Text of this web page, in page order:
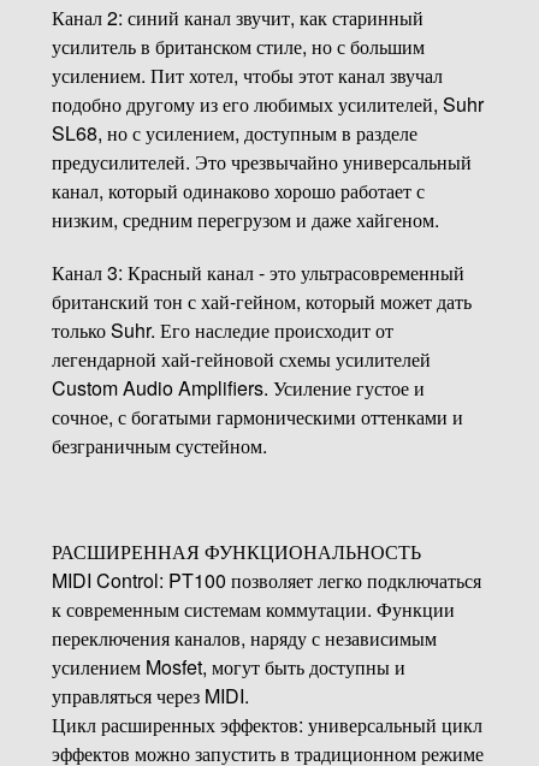
Канал 2: синий канал звучит, как старинный
усилитель в британском стиле, но с большим
усилением. Пит хотел, чтобы этот канал звучал
подобно другому из его любимых усилителей, Suhr
SL68, но с усилением, доступным в разделе
предусилителей. Это чрезвычайно универсальный
канал, который одинаково хорошо работает с
низким, средним перегрузом и даже хайгеном.
Канал 3: Красный канал - это ультрасовременный
британский тон с хай-гейном, который может дать
только Suhr. Его наследие происходит от
легендарной хай-гейновой схемы усилителей
Custom Audio Amplifiers. Усиление густое и
сочное, с богатыми гармоническими оттенками и
безграничным сустейном.
РАСШИРЕННАЯ ФУНКЦИОНАЛЬНОСТЬ
MIDI Control: PT100 позволяет легко подключаться
к современным системам коммутации. Функции
переключения каналов, наряду с независимым
усилением Mosfet, могут быть доступны и
управляться через MIDI.
Цикл расширенных эффектов: универсальный цикл
эффектов можно запустить в традиционном режиме